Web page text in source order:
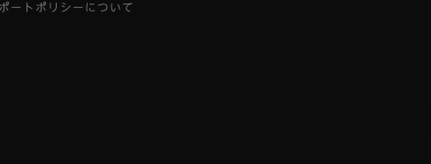
ートポリシーについて